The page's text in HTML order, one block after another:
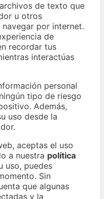
de texto que
u otros
por internet.
de
recordar tus
interactúas
personal
tipo de riesgo
Además,
uso desde la
aceptas el uso
a nuestra política
uso, puedes
Sin
que algunas
y la